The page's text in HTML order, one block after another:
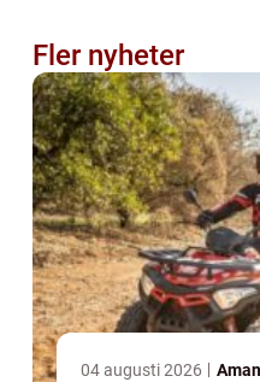
Fler nyheter
04 augusti 2026